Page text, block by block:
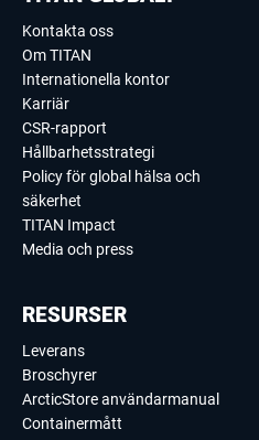
Kontakta oss
Om TITAN
Internationella kontor
Karriär
CSR-rapport
Hållbarhetsstrategi
Policy för global hälsa och
säkerhet
TITAN Impact
Media och press
RESURSER
Leverans
Broschyrer
ArcticStore användarmanual
Containermått